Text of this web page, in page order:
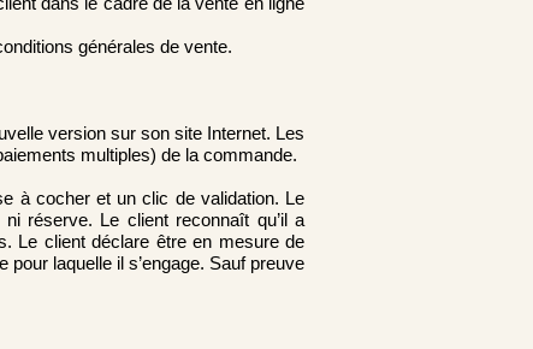
générales de vente.
version sur son site Internet. Les
multiples) de la commande.
à cocher et un clic de validation. Le
réserve. Le client reconnaît qu’il a
Le client déclare être en mesure de
laquelle il s’engage. Sauf preuve